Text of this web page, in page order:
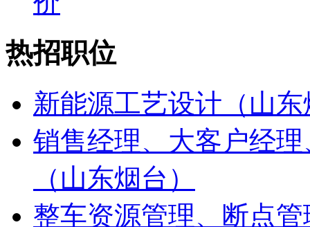
热招职位
新能源工艺设计（山
销售经理、大客户经
（山东烟台）
整车资源管理、断点